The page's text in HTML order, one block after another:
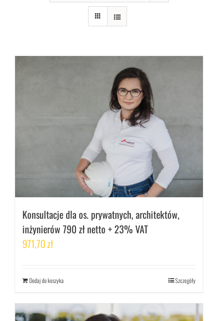
Konsultacje dla os. prywatnych, architektów,
inżynierów 790 zł netto + 23% VAT
971,70zł
Dodaj do koszyka Szczegóły